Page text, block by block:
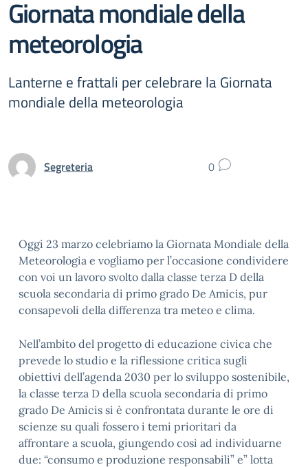
Giornata mondiale della
meteorologia
Lanterne e frattali per celebrare la Giornata
mondiale della meteorologia
Segreteria 0
Oggi 23 marzo celebriamo la Giornata Mondiale della
Meteorologia e vogliamo per l’occasione condividere
con voi un lavoro svolto dalla classe terza D della
scuola secondaria di primo grado De Amicis, pur
consapevoli della differenza tra meteo e clima.
Nell’ambito del progetto di educazione civica che
prevede lo studio e la riflessione critica sugli
obiettivi dell’agenda 2030 per lo sviluppo sostenibile,
la classe terza D della scuola secondaria di primo
grado De Amicis si è confrontata durante le ore di
scienze su quali fossero i temi prioritari da
affrontare a scuola, giungendo così ad individuarne
due: “consumo e produzione responsabili” e” lotta